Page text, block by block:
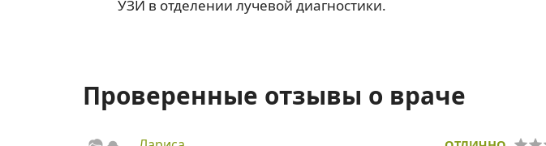
УЗИ в отделении лучевой диагностики.
Проверенные отзывы о враче